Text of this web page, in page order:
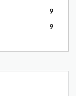
9
9